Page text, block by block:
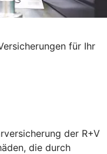
für Ihr
der R+V
die durch